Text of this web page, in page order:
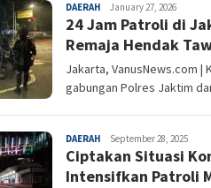
DAERAH Ronald
Siahaan
January 27, 2026
24 Jam Patroli di
Remaja Hendak
Jakarta, VanusNews.com
gabungan Polres Jaktim
DAERAH Ronald
Siahaan
September 28, 2025
Ciptakan Situasi
Intensifkan Patroli